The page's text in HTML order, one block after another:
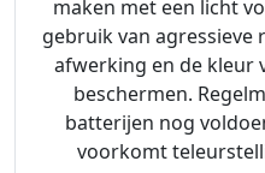
maken met een licht
gebruik van
afwerking en de kleur
beschermen.
batterijen nog
voorkomt